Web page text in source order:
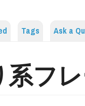
Tags Ask a
系フ